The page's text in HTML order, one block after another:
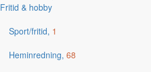
Fritid & hobby
Sport/fritid, 1
Heminredning, 68